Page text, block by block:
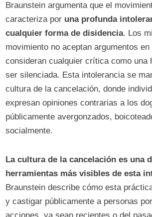
Braunstein argumenta que el
caracteriza por una profunda
cualquier forma de disidencia. Los
movimiento no aceptan argumentos
consideran cualquier crítica como una
ser silenciada. Esta intolerancia se
cultura de la cancelación, donde
expresan opiniones contrarias a los
públicamente avergonzados,
socialmente.
La cultura de la cancelación es una
herramientas más visibles de esta
Braunstein describe cómo esta
y castigar públicamente a personas